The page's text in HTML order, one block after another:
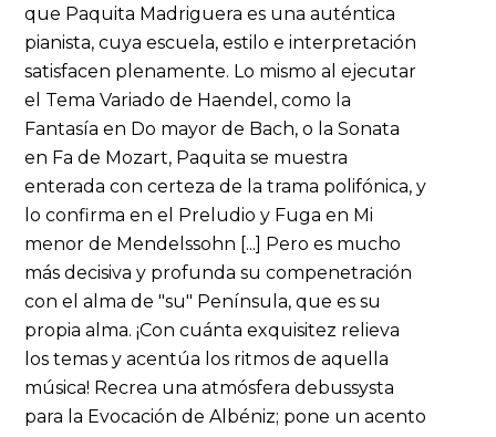
que Paquita Madriguera es una auténtica
pianista, cuya escuela, estilo e interpretación
satisfacen plenamente. Lo mismo al ejecutar
el Tema Variado de Haendel, como la
Fantasía en Do mayor de Bach, o la Sonata
en Fa de Mozart, Paquita se muestra
enterada con certeza de la trama polifónica, y
lo confirma en el Preludio y Fuga en Mi
menor de Mendelssohn [...] Pero es mucho
más decisiva y profunda su compenetración
con el alma de "su" Península, que es su
propia alma. ¡Con cuánta exquisitez relieva
los temas y acentúa los ritmos de aquella
música! Recrea una atmósfera debussysta
para la Evocación de Albéniz; pone un acento